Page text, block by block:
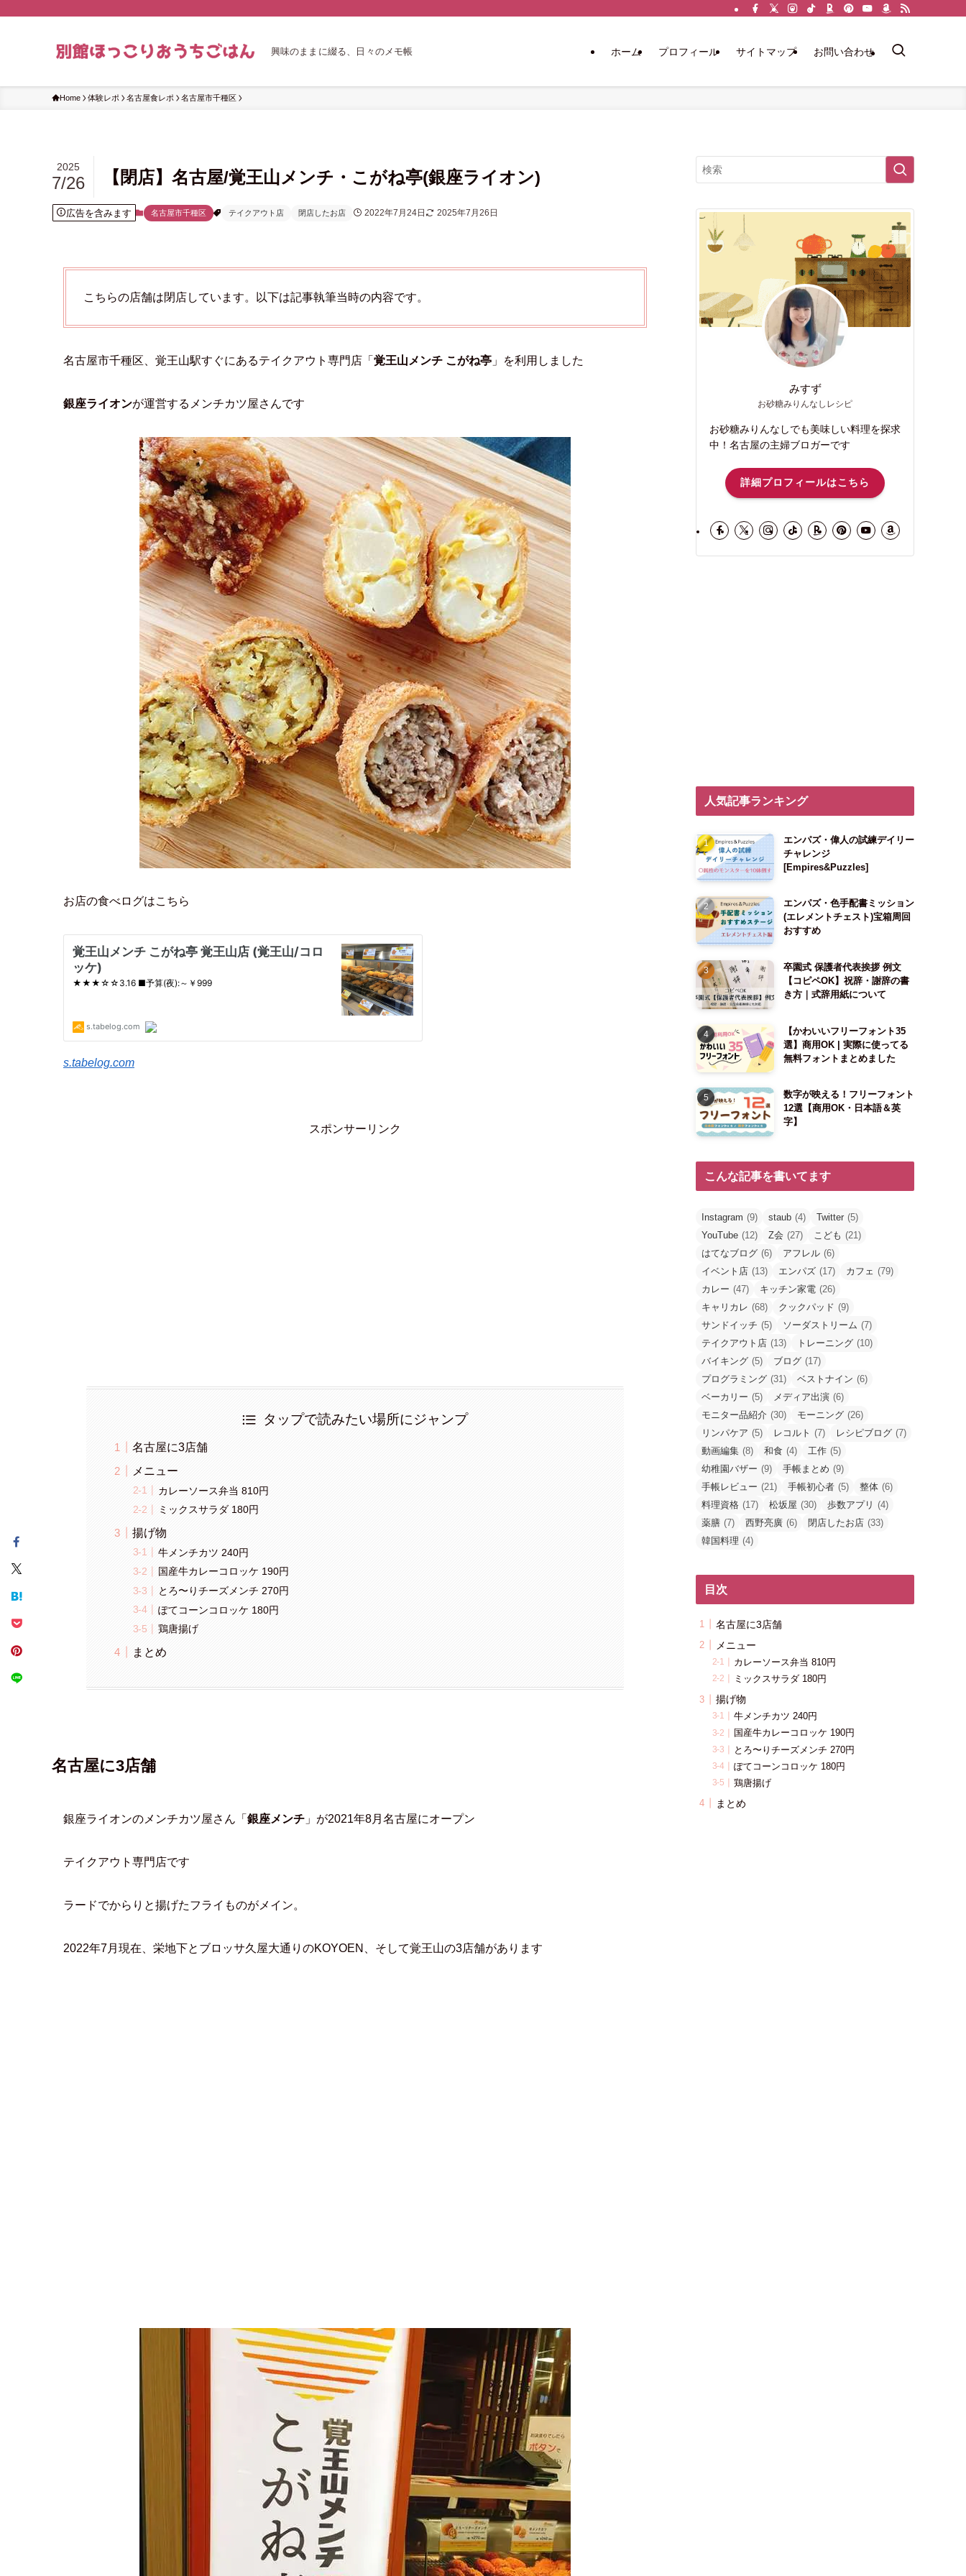
興味のままに綴る、日々のメモ帳 ホーム プロフィール サイトマップ お問い合わせ
Home 体験レポ 名古屋食レポ 名古屋市千種区
【閉店】名古屋/覚王山メンチ・こがね亭(銀座ライオン)
2025
7/26
広告を含みます 名古屋市千種区 テイクアウト店 閉店したお店 2022年7月24日 2025年7月26日
こちらの店舗は閉店しています。以下は記事執筆当時の内容です。
名古屋市千種区、覚王山駅すぐにあるテイクアウト専門店「 覚王山メンチ こがね亭 」を利用しました
銀座ライオンが運営するメンチカツ屋さんです
お店の食べログはこちら
s.tabelog.com
スポンサーリンク
タップで読みたい場所にジャンプ
名古屋に3店舗
メニュー
カレーソース弁当 810円
ミックスサラダ 180円
揚げ物
牛メンチカツ 240円
国産牛カレーコロッケ 190円
とろ〜りチーズメンチ 270円
ぽてコーンコロッケ 180円
鶏唐揚げ
まとめ
名古屋に3店舗
銀座ライオンのメンチカツ屋さん「 銀座メンチ 」が2021年8月名古屋にオープン
テイクアウト専門店です
ラードでからりと揚げたフライものがメイン。
2022年7月現在、栄地下とブロッサ久屋大通りのKOYOEN、そして覚王山の3店舗があります
みすず
お砂糖みりんなしレシピ
お砂糖みりんなしでも美味しい料理を探求
中！名古屋の主婦ブロガーです
詳細プロフィールはこちら
人気記事ランキング
エンパズ・偉人の試練デイリー
チャレンジ
[Empires&Puzzles]
エンパズ・色手配書ミッション
(エレメントチェスト)宝箱周回
おすすめ
卒園式 保護者代表挨拶 例文
【コピペOK】祝辞・謝辞の書
き方｜式辞用紙について
【かわいいフリーフォント35
選】商用OK | 実際に使ってる
無料フォントまとめました
数字が映える！フリーフォント
12選【商用OK・日本語＆英
字】
こんな記事を書いてます
Instagram (9) staub (4) Twitter (5)
YouTube (12) Z会 (27) こども (21)
はてなブログ (6) アフレル (6)
イベント店 (13) エンパズ (17) カフェ (79)
カレー (47) キッチン家電 (26)
キャリカレ (68) クックパッド (9)
サンドイッチ (5) ソーダストリーム (7)
テイクアウト店 (13) トレーニング (10)
バイキング (5) ブログ (17)
プログラミング (31) ベストナイン (6)
ベーカリー (5) メディア出演 (6)
モニター品紹介 (30) モーニング (26)
リンパケア (5) レコルト (7) レシピブログ (7)
動画編集 (8) 和食 (4) 工作 (5)
幼稚園バザー (9) 手帳まとめ (9)
手帳レビュー (21) 手帳初心者 (5) 整体 (6)
料理資格 (17) 松坂屋 (30) 歩数アプリ (4)
薬膳 (7) 西野亮廣 (6) 閉店したお店 (33)
韓国料理 (4)
目次
名古屋に3店舗
メニュー
カレーソース弁当 810円
ミックスサラダ 180円
揚げ物
牛メンチカツ 240円
国産牛カレーコロッケ 190円
とろ〜りチーズメンチ 270円
ぽてコーンコロッケ 180円
鶏唐揚げ
まとめ